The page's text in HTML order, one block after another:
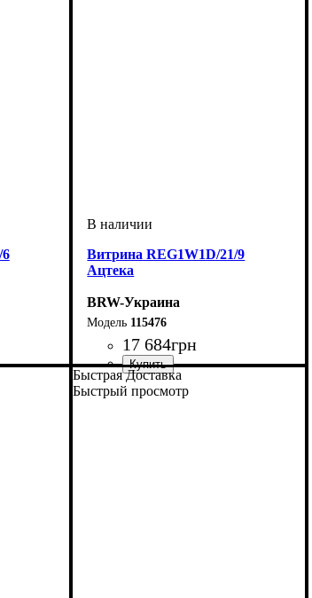
Витрина REG1W1D/21/9
Ацтека
BRW-Украина
115476
17 684грн
ширина, мм: 900
высота, мм: 2100
глубина, мм: 410
Быстрая Доставка
Быстрый просмотр